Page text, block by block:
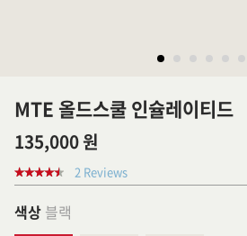
MTE 올드스쿨 인슐레이티드
135,000 원
2 Reviews
색상 블랙